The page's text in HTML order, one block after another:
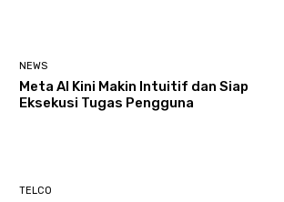
NEWS
Meta AI Kini Makin Intuitif dan Siap
Eksekusi Tugas Pengguna
TELCO